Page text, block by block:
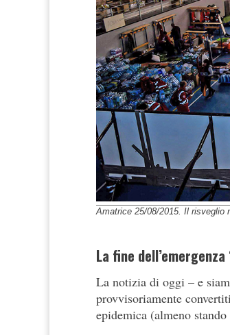
Amatrice 25/08/2015. Il risveglio
La fine
La notizia di oggi – e
provvisoriamente
epidemica (almeno